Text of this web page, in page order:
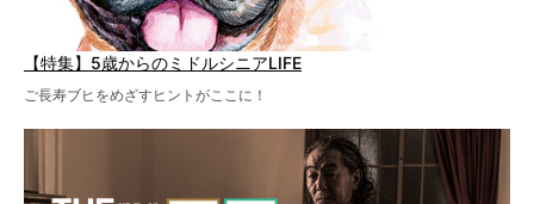
【特集】5歳からのミドルシニアLIFE
ご長寿ブヒをめざすヒントがここに！